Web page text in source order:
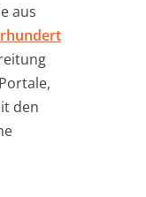
aus
den